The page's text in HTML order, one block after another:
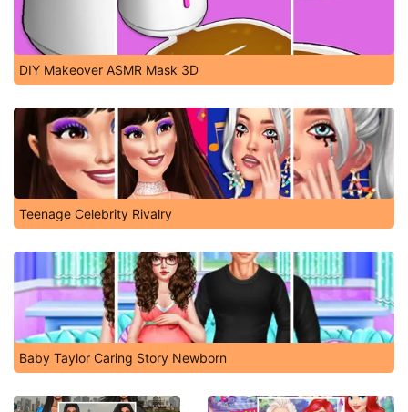
DIY Makeover ASMR Mask 3D
Teenage Celebrity Rivalry
Baby Taylor Caring Story Newborn